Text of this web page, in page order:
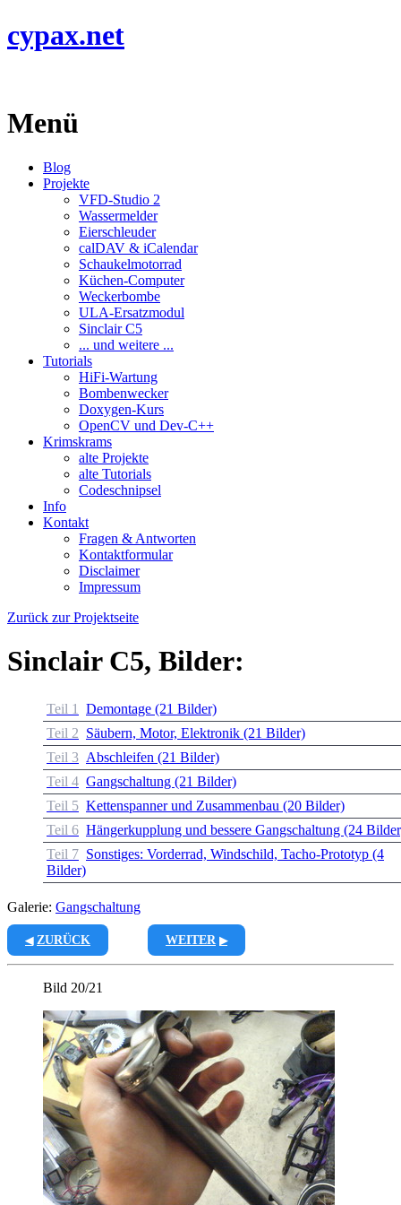
cypax.net
Menü
Blog
Projekte
VFD-Studio 2
Wassermelder
Eierschleuder
calDAV & iCalendar
Schaukelmotorrad
Küchen-Computer
Weckerbombe
ULA-Ersatzmodul
Sinclair C5
... und weitere ...
Tutorials
HiFi-Wartung
Bombenwecker
Doxygen-Kurs
OpenCV und Dev-C++
Krimskrams
alte Projekte
alte Tutorials
Codeschnipsel
Info
Kontakt
Fragen & Antworten
Kontaktformular
Disclaimer
Impressum
Zurück zur Projektseite
Sinclair C5, Bilder:
Teil 1
Demontage (21 Bilder)
Teil 2 Säubern, Motor, Elektronik (21 Bilder)
Teil 3 Abschleifen (21 Bilder)
Teil 4 Gangschaltung (21 Bilder)
Teil 5 Kettenspanner und Zusammenbau (20 Bilder)
Teil 6 Hängerkupplung und bessere Gangschaltung (24
Teil 7 Sonstiges: Vorderrad, Windschild, Tacho-Prototyp (4
Bilder)
Galerie: Gangschaltung
ZURÜCK WEITER
Bild 20/21